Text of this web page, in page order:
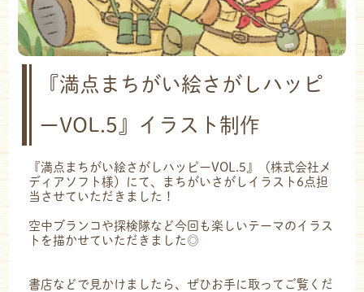
『満点まちがい絵さがしハッピ
ーVOL.5』イラスト制作
『満点まちがい絵さがしハッピーVOL.5』（株式会社メ
ディアソフト様）にて、まちがいさがしイラスト6点担
当させていただきました！
空中ブランコや探検隊など今回も楽しいテーマのイラス
トを描かせていただきました◎
書店などで見かけましたら、ぜひお手に取ってご覧くだ